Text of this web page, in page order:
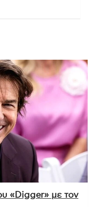
«Digger» με τον